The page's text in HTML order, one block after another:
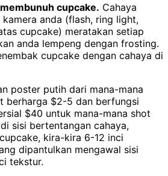
cupcake. Cahaya
anda (flash, ring light,
cupcake) meratakan setiap
anda lempeng dengan frosting.
cupcake dengan cahaya di
poster putih dari mana-mana
berharga $2-5 dan berfungsi
$40 untuk mana-mana shot
sisi bertentangan cahaya,
kira-kira 6-12 inci
dipantulkan mengawal sisi
tekstur.